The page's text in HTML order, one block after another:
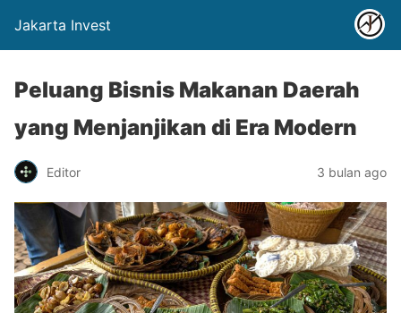
Jakarta Invest
Peluang Bisnis Makanan Daerah
yang Menjanjikan di Era Modern
Editor 3 bulan ago